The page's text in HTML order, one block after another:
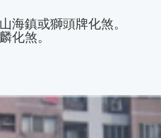
海鎮或獅頭牌化煞。
化煞。